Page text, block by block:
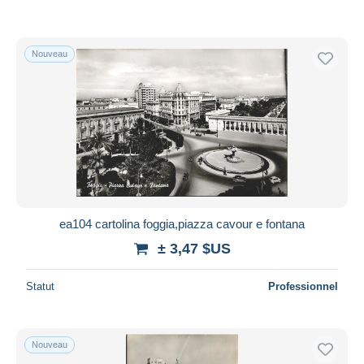
Nouveau
ea104 cartolina foggia,piazza cavour e fontana
± 3,47 $US
Statut Professionnel
Nouveau